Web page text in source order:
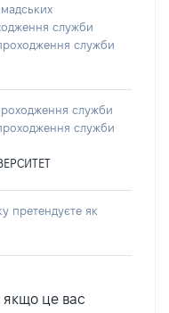
служби
служби
служби
служби
претендуєте як
якщо це вас